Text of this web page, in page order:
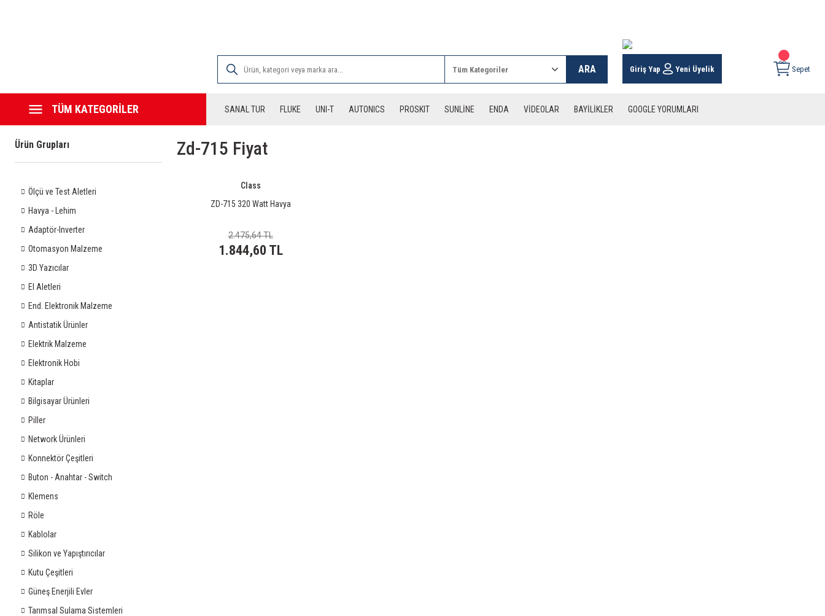
ARA Giriş Yap Yeni Üyelik Sepet
TÜM KATEGORİLER SANAL TUR FLUKE UNI-T AUTONICS PROSKIT SUNLİNE ENDA VİDEOLAR BAYİLİKLER GOOGLE YORUMLARI
Ürün Grupları
Ölçü ve Test Aletleri
Havya - Lehim
Adaptör-Inverter
Otomasyon Malzeme
3D Yazıcılar
El Aletleri
End. Elektronik Malzeme
Antistatik Ürünler
Elektrik Malzeme
Elektronik Hobi
Kitaplar
Bilgisayar Ürünleri
Piller
Network Ürünleri
Konnektör Çeşitleri
Buton - Anahtar - Switch
Klemens
Röle
Kablolar
Silikon ve Yapıştırıcılar
Kutu Çeşitleri
Güneş Enerjili Evler
Tarımsal Sulama Sistemleri
Zd-715 Fiyat
Class
ZD-715 320 Watt Havya
2.475,64 TL
1.844,60 TL